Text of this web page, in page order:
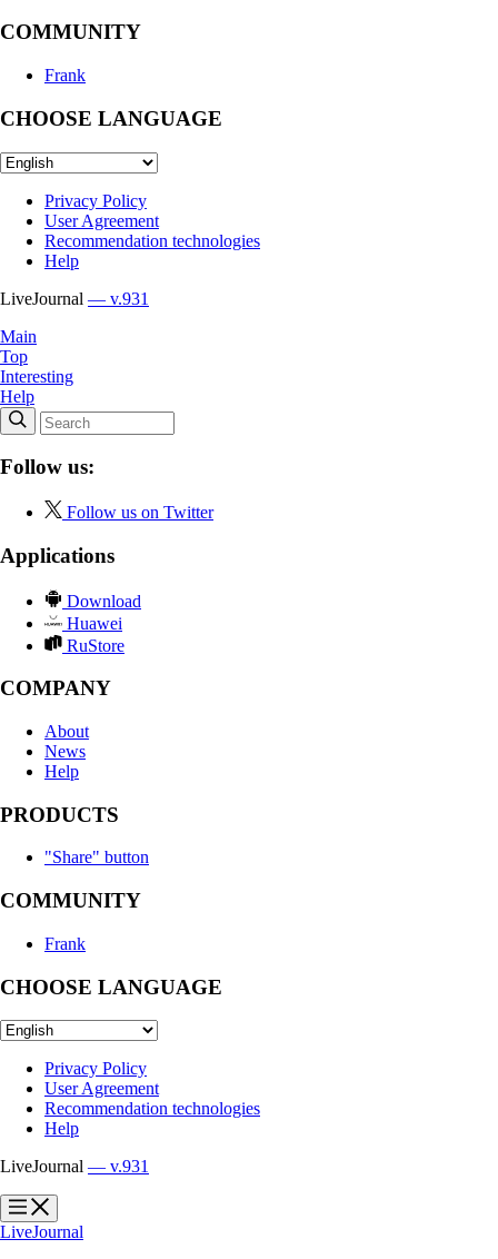
COMMUNITY
Frank
CHOOSE LANGUAGE
Privacy Policy
User Agreement
Recommendation technologies
Help
LiveJournal — v.931
Main
Top
Interesting
Help
Follow us:
Follow us on Twitter
Applications
Download
Huawei
RuStore
COMPANY
About
News
Help
PRODUCTS
"Share" button
COMMUNITY
Frank
CHOOSE LANGUAGE
Privacy Policy
User Agreement
Recommendation technologies
Help
LiveJournal — v.931
?
?
LiveJournal